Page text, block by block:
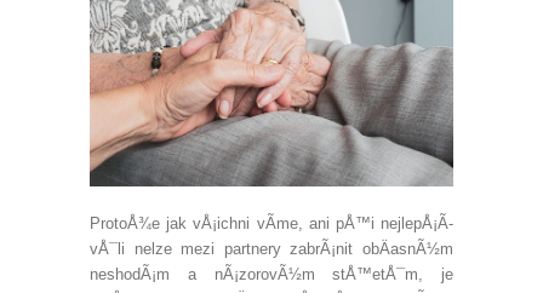
ProtoÅ¾e jak vÅ¡ichni vÃ­me, ani pÅ™i nejlepÅ¡Ã­
vÅ¯li nelze mezi partnery zabrÃ¡nit obÄasnÃ½m
neshodÃ¡m a nÃ¡zorovÃ½m stÅ™etÅ¯m, je